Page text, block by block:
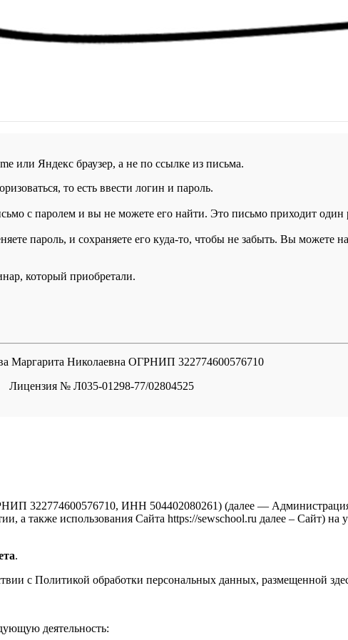
или Яндекс браузер, а не по ссылке из письма.
то есть ввести логин и пароль.
с паролем и вы не можете его найти. Это письмо приходит один
пароль, и сохраняете его куда-то, чтобы не забыть. Вы можете
который приобретали.
Маргарита Николаевна ОГРНИП 322774600576710
Лицензия № Л035-01298-77/02804525
322774600576710, ИНН 504402080261) (далее —
а также использования Сайта https://sewschool.ru далее – Сайт)
.
с Политикой обработки персональных данных, размещенной
деятельность: